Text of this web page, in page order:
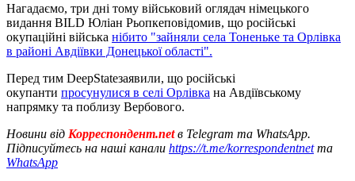
Нагадаємо, три дні тому військовий оглядач німецького
видання BILD Юліан Рьопкеповідомив, що російські
окупаційні війська нібито "зайняли села Тоненьке та Орлівка
в районі Авдіївки Донецької області".
Перед тим DeepStateзаявили, що російські
окупанти просунулися в селі Орлівка на Авдіївському
напрямку та поблизу Вербового.
Новини від Корреспондент.netв Telegram та WhatsApp.
Підписуйтесь на наші канали https://t.me/korrespondentnetта
WhatsApp